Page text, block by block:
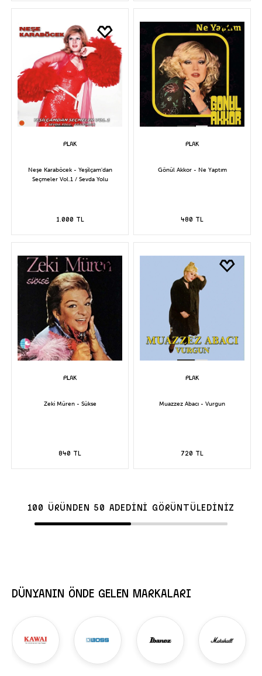
Neşe Karaböcek - Yeşilçam'dan
Seçmeler Vol.1 / Sevda Yolu
1.000 TL
Gönül Akkor - Ne Yaptım
480 TL
Zeki Müren - Sükse
840 TL
Muazzez Abacı - Vurgun
720 TL
100 ÜRÜNDEN 50 ADEDİNİ GÖRÜNTÜLEDİNİZ
DÜNYANIN ÖNDE GELEN MARKALARI